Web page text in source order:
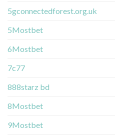
5gconnectedforest.org.uk
5Mostbet
6Mostbet
7c77
888starz bd
8Mostbet
9Mostbet